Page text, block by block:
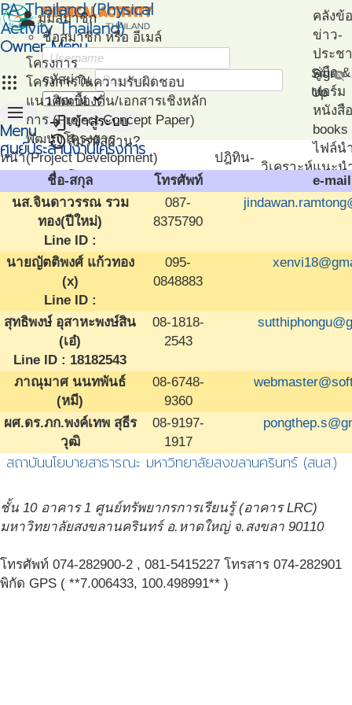
PA Thailand (Physical
Activity Thailand)
Owner Menu
apps
personมุมสมาชิก
ชื่อสมาชิก หรือ อีเมล์
รหัสผ่าน visibility_off
loginเข้าสู่ระบบ
restoreลืมรหัสผ่าน?
Sign
Up
menu
Menu
หน้า
โครงการ
โครงการในความรับผิดชอบ
แนวคิดเบื้องต้น/เอกสารเชิงหลัก
การ (Project Concept Paper)
พัฒนาโครงการ
(Project Development)
ติดตามโครงการ
(Project Management)
แผนที่โครงการ
(Project Mapping)
รายชื่อโครงการ Like
(Like Project)
ปฎิทิน-
วิเคราะห์
คลังข้
ข่าว-
ประช
คู่มือ
ฟอร์ม
หนังสื
books
ไฟล์น
แนะน
เอกสา
แนะน
ตัวอย่
สมรร
ศูนย์ประสานงานโครงการ
ชื่อ-สกุล โทรศัพท์
e-mail
นส.จินดาวรรณ รวม
ทอง(ปีใหม่)
Line ID :
087-
8375790
นายญัตติพงศ์ แก้วทอง
(x)
Line ID :
095-
0848883
สุทธิพงษ์ อุสาหะพงษ์สิน
(เอ๋)
Line ID : 18182543
08-1818-
2543
ภาณุมาศ นนทพันธ์
(หมี)
08-6748-
9360
ผศ.ดร.ภก.พงค์เทพ สุธีร
วุฒิ
08-9197-
1917
สถาบันนโยบายสาธารณะ มหาวิทยาลัยสงขลานครินทร์ (สนส.)
ชั้น 10 อาคาร 1 ศูนย์ทรัพยากรการเรียนรู้ (อาคาร LRC)
มหาวิทยาลัยสงขลานครินทร์ อ.หาดใหญ่ จ.สงขลา 90110
โทรศัพท์ 074-282900-2 , 081-5415227 โทรสาร 074-282901
พิกัด GPS ( **7.006433, 100.498991** )